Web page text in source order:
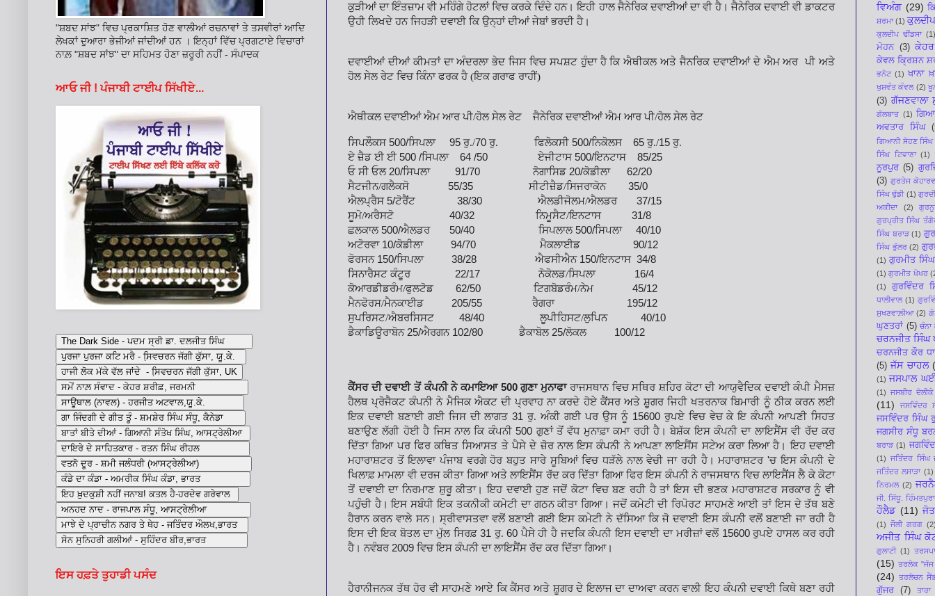
ਕੁੜੀਆਂ ਦਾ ਇੰਤਜ਼ਾਮ ਵੀ ਮਹਿੰਗੇ ਹੋਟਲਾਂ ਵਿਚ ਕਰਕੇ ਦਿੰਦੇ ਹਨ। ਇਹੀ ਹਾਲ ਜੈਨੇਰਿਕ ਦਵਾਈਆਂ ਦਾ ਵੀ ਹੈ। ਜੈਨੇਰਿਕ ਦਵਾਈ ਵੀ ਡਾਕਟਰ
ਉਹੀ ਲਿਖਦੇ ਹਨ ਜਿਹੜੀ ਦਵਾਈ ਕਿ ਉਨ੍ਹਾਂ ਦੀਆਂ ਜੇਬਾਂ ਭਰਦੀ ਹੈ।
ਦਵਾਈਆਂ ਦੀਆਂ ਕੀਮਤਾਂ ਦਾ ਅੰਦਰਲਾ ਭੇਦ ਜਿਸ ਵਿਚ ਸਪਸ਼ਟ ਹੁੰਦਾ ਹੈ ਕਿ ਐਥੀਕਲ ਅਤੇ ਜੈਨਰਿਕ ਦਵਾਈਆਂ ਦੇ ਐਮ ਅਰ ਪੀ ਅਤੇ
ਹੋਲ ਸੇਲ ਰੇਟ ਵਿਚ ਕਿੰਨਾ ਫਰਕ ਹੈ (ਇਕ ਗਰਾਫ ਰਾਹੀਂ)
ਐਥੀਕਲ ਦਵਾਈਆਂ ਐਮ ਆਰ ਪੀ/ਹੋਲ ਸੇਲ ਰੇਟ ਜੈਨੇਰਿਕ ਦਵਾਈਆਂ ਐਮ ਆਰ ਪੀ/ਹੋਲ ਸੇਲ ਰੇਟ
ਸਿਪਲੌਕਸ 500/ਸਿਪਲਾ95 ਰੁ./70 ਰੁ. ਫਿਲੋਕਸੀ 500/ਨਿਕੋਲਸ65 ਰੁ./15 ਰੁ.
ਏ ਜ਼ੈਡ ਈ ਈ 500 /ਸਿਪਲਾ64 /50 ਏਜੀਟਾਸ 500/ਇਨਟਾਸ85/25
ਓ ਸੀ ਓਲ20/ਸਿਪਲਾ91/70 ਨੋਗਾਸਿਡ 20/ਕੋਡੀਲਾ62/20
ਸੈਟਜੀਨ/ਗਲੈਕਸੋ55/35 ਸੀਟੀਜ਼ੈਡ/ਸਿਜਰਾਕੋਨ35/0
ਐਲਪ੍ਰੈਸ 5/ਟੋਰੈਂਟ 38/30 ਐਲਡੀਜੋਲਮ/ਐਲਡਰ37/15
ਸੂਮੋ/ਅਰੈਸਟੋ 40/32 ਨਿਮੂਸੈਟ/ਇਨਟਾਸ31/8
ਛਲਕਾਲ 500/ਐਲਡਰ50/40 ਸਿਪਲਾਲ 500/ਸਿਪਲਾ40/10
ਅਟੋਰਵਾ 10/ਕੋਡੀਲਾ94/70 ਮੈਕਲਾਈਡ 90/12
ਫੋਰਸਨ 150/ਸਿਪਲਾ38/28 ਐਫਸੀਐਨ 150/ਇਨਟਾਸ34/8
ਸਿਨਾਰੈਸਟ ਕੰਟੂਰ22/17 ਨੋਕੋਲਡ/ਸਿਪਲਾ16/4
ਕੋਆਰਡੀਡਰੰਮ/ਫੁਲਟੋਡ 62/50 ਟਿਗਬੋਡਰੰਮ/ਨੇਮ 45/12
ਮੈਨਫੋਰਸ/ਮੈਨਕਾਈਡ 205/55 ਰੈਗਰਾ195/12
ਸੁਪਰਿਸਟ/ਐਬਰਸਿਸਟ 48/40 ਲੂਪੀਹਿਸਟ/ਲੁਪਿਨ40/10
ਡੈਕਾਡਿਊਰਾਬੋਨ25/ਐਰਗਨ 102/80 ਡੈਕਾਬੋਲ25/ਲੋਕਲ100/12
ਕੈਂਸਰ ਦੀ ਦਵਾਈ ਤੋਂ ਕੰਪਨੀ ਨੇ ਕਮਾਇਆ500ਗੁਣਾ ਮੁਨਾਫਾ ਰਾਜਸਥਾਨ ਵਿਚ ਸਥਿਰ ਸ਼ਹਿਰ ਕੋਟਾ ਦੀ ਆਯੁਵੈਦਿਕ ਦਵਾਈ ਕੰਪੀ ਮੈਸਜ਼
ਹੈਲਥ ਪ੍ਰੋਜੈਕਟ ਕੰਪਨੀ ਨੇ ਮੈਜਿਕ ਐਕਟ ਦੀ ਪ੍ਰਵਾਹ ਨਾ ਕਰਦੇ ਹੋਏ ਕੈਂਸਰ ਅਤੇ ਸ਼ੂਗਰ ਜਿਹੀ ਖਤਰਨਾਕ ਬਿਮਾਰੀ ਨੂੰ ਠੀਕ ਕਰਨ ਲਈ
ਇਕ ਦਵਾਈ ਬਣਾਈ ਗਈ ਜਿਸ ਦੀ ਲਾਗਤ31ਰੁ. ਅੰਕੀ ਗਈ ਪਰ ਉਸ ਨੂੰ 15600 ਰੁਪਏ ਵਿਚ ਵੇਚ ਕੇ ਇ ਕੰਪਨੀ ਆਪਣੀ ਸਿਹਤ
ਬਣਾਉਣ ਲੱਗੀ ਹੋਈ ਹੈ ਜਿਸ ਨਾਲ ਕਿ ਕੰਪਨੀ 500 ਗੁਣਾਂ ਤੋਂ ਵੱਧ ਮੁਨਾਫ਼ਾ ਕਮਾ ਰਹੀ ਹੈ। ਬੇਸ਼ੱਕ ਇਸ ਕੰਪਨੀ ਦਾ ਲਾਇਸੈਂਸ ਵੀ ਰੱਦ ਕਰ
ਦਿੱਤਾ ਗਿਆ ਪਰ ਫਿਰ ਕਥਿਤ ਸਿਆਸਤ ਤੇ ਪੈਸੇ ਦੇ ਜ਼ੋਰ ਨਾਲ ਇਸ ਕੰਪਨੀ ਨੇ ਆਪਣਾ ਲਾਇਸੈਂਸ ਸਟੇਅ ਕਰਾ ਲਿਆ ਹੈ। ਇਹ ਦਵਾਈ
ਮਹਾਰਾਸ਼ਟਰ ਤੋਂ ਇਲਾਵਾ ਪੰਜਾਬ ਵਰਗੇ ਹੋਰ ਬਹੁਤ ਸਾਰੇ ਸੂਬਿਆਂ ਵਿਚ ਧੜੱਲੇ ਨਾਲ ਵੇਚੀ ਜਾ ਰਹੀ ਹੈ। ਮਹਾਰਾਸ਼ਟਰ 'ਚ ਇਸ ਕੰਪਨੀ ਦੇ
ਖਿਲਾਫ਼ ਮਾਮਲਾ ਵੀ ਦਰਜ ਕੀਤਾ ਗਿਆ ਅਤੇ ਲਾਇਸੈਂਸ ਰੱਦ ਕਰ ਦਿੱਤਾ ਗਿਆ ਫਿਰ ਇਸ ਕੰਪਨੀ ਨੇ ਰਾਜਸਥਾਨ ਵਿਚ ਲਾਇਸੈਂਸ ਲੈ ਕੇ ਕੋਟਾ
ਤੋਂ ਦਵਾਈ ਦਾ ਨਿਰਮਾਣ ਸ਼ੁਰੂ ਕੀਤਾ। ਇਹ ਦਵਾਈ ਹੁਣ ਜਦੋਂ ਕੋਟਾ ਵਿਚ ਬਣ ਰਹੀ ਹੈ ਤਾਂ ਇਸ ਦੀ ਭਣਕ ਮਹਾਰਾਸ਼ਟਰ ਸਰਕਾਰ ਨੂੰ ਵੀ
ਪਹੁੰਚੀ ਹੈ। ਇਸ ਸਬੰਧੀ ਇਕ ਤਕਨੀਕੀ ਕਮੇਟੀ ਦਾ ਗਠਨ ਕੀਤਾ ਗਿਆ। ਜਦੋਂ ਕਮੇਟੀ ਦੀ ਰਿਪੋਰਟ ਸਾਹਮਣੇ ਆਈ ਤਾਂ ਇਸ ਦੇ ਤੱਥ ਬਣੇ
ਹੈਰਾਨ ਕਰਨ ਵਾਲੇ ਸਨ। ਸ੍ਰੀਵਾਸਤਵਾ ਵਲੋਂ ਬਣਾਈ ਗਈ ਇਸ ਕਮੇਟੀ ਨੇ ਦੱਸਿਆ ਕਿ ਜੋ ਦਵਾਈ ਇਸ ਕੰਪਨੀ ਵਲੋਂ ਬਣਾਈ ਜਾ ਰਹੀ ਹੈ
ਇਸ ਦੀ ਇਕ ਬੋਤਲ ਦਾ ਮੁੱਲ ਸਿਰਫ਼31 ਰੁ.60 ਪੈਸੇ ਹੀ ਹੈ ਜਦਕਿ ਕੰਪਨੀ ਇਸ ਦਵਾਈ ਦਾ ਮਰੀਜ਼ਾਂ ਵਲੋਂ 15600ਰੁਪਏ ਹਾਸਲ ਕਰ ਰਹੀ
ਹੈ। ਨਵੰਬਰ2009 ਵਿਚ ਇਸ ਕੰਪਨੀ ਦਾ ਲਾਇਸੈਂਸ ਰੱਦ ਕਰ ਦਿੱਤਾ ਗਿਆ।
ਹੈਰਾਨੀਜਨਕ ਤੱਥ ਹੋਰ ਵੀ ਸਾਹਮਣੇ ਆਏ ਕਿ ਕੈਂਸਰ ਅਤੇ ਸ਼ੂਗਰ ਦੇ ਇਲਾਜ ਦਾ ਦਾਅਵਾ ਕਰਨ ਵਾਲੀ ਇਹ ਕੰਪਨੀ ਦਵਾਈ ਕਿਥੇ ਬਣਾ ਰਹੀ
"ਸ਼ਬਦ ਸਾਂਝ" ਵਿਚ ਪ੍ਰਕਾਸ਼ਿਤ ਹੋਣ ਵਾਲੀਆਂ ਰਚਨਾਵਾਂ ਤੇ ਤਸਵੀਰਾਂ ਆਦਿ
ਲੇਖਕਾਂ ਦੁਆਰਾ ਭੇਜੀਆਂ ਜਾਂਦੀਆਂ ਹਨ । ਇਨ੍ਹਾਂ ਵਿੱਚ ਪ੍ਰਗਟਾਏ ਵਿਚਾਰਾਂ
ਨਾਲ਼ "ਸ਼ਬਦ ਸਾਂਝ" ਦਾ ਸਹਿਮਤ ਹੋਣਾ ਜ਼ਰੂਰੀ ਨਹੀਂ - ਸੰਪਾਦਕ
ਆਓ ਜੀ ! ਪੰਜਾਬੀ ਟਾਈਪ ਸਿੱਖੀਏ...
ਇਸ ਹਫ਼ਤੇ ਤੁਹਾਡੀ ਪਸੰਦ
ਵਿਅੰਗ (29)
ਸ਼ਰਮਾ (1)
ਕੁਲਦੀਪ ਢੀਂਡਸਾ
ਮੋਹਨ (3)
ਕੇਵਲ ਕ੍ਰਿਸ਼ਨ
ਭਨੋਟ (1) ਖਾਨਾ
ਖੁਸ਼ਵੰਤ ਕੰਵਲ (2)
(3) ਗੱਜਣਵਾਲਾ
ਗੱਲਬਾਤ (1)
ਅਵਤਾਰ ਸਿੰਘ
ਗਿਆਨੀ ਸੋਹਣ ਸਿੰਘ
ਸਿੰਘ ਟਿਵਾਣਾ (1)
ਨੂਰਪੁਰ (5)
(3) ਗੁਰਤੇਜ
ਸਿੰਘ ਢੁੱਡੀ (1)
ਅਕੀਦਾ
(2)
ਗੁਰਪ੍ਰੀਤ ਸਿੰਘ
ਸਿੰਘ ਬਰਾੜ (1)
ਸਿੰਘ ਭੁੱਲਰ (2)
(1) ਗੁਰਮੀਤ
(1) ਗੁਰਮੀਤ ਖੋਖਰ
(1)
ਗੁਰਵਿੰਦਰ
ਧਾਲੀਵਾਲ (1)
ਸੁਖਣਵਾਲ਼ੀਆ (2)
ਘੁਣਤਰਾਂ (5)
ਚਰਨਜੀਤ ਸਿੰਘ
ਚਰਨਜੀਤ ਕੌਰ
(5) ਜੱਸ ਚਾਹਲ
(1) ਜਸਪਾਲ
(1) ਜਸਬੀਰ ਦੋਲੀਕੇ
(11) ਜਸਵਿੰਦਰ
ਜਸਵਿੰਦਰ ਸਿੰਘ
ਜਗਸੀਰ ਸੰਧੂ
ਬਰਾੜ (1)
(1) ਜਤਿੰਦਰ ਸਿੰਘ
ਜਤਿੰਦਰ ਲਸਾੜਾ (1)
ਨਿਰਮਲ (2)
ਜੀ. ਸਿੱਧੂ. ਹਿੰਮਤਪੁਰਾ
ਹੌਲੈਡ (11)
(1) ਜੌਲੀ ਗਰਗ
ਅਜੀਤ ਸਿੰਘ
ਗੁਲਾਟੀ (1)
(15) ਤਰਲੋਕ "ਜੱਜ
(24) ਤਰਲੋਚਨ
ਗੁੱਜਰ (7)